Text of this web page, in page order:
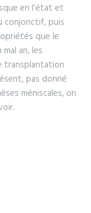
en l’état et
conjonctif, puis
que le
an, les
transplantation
pas donné
méniscales, on